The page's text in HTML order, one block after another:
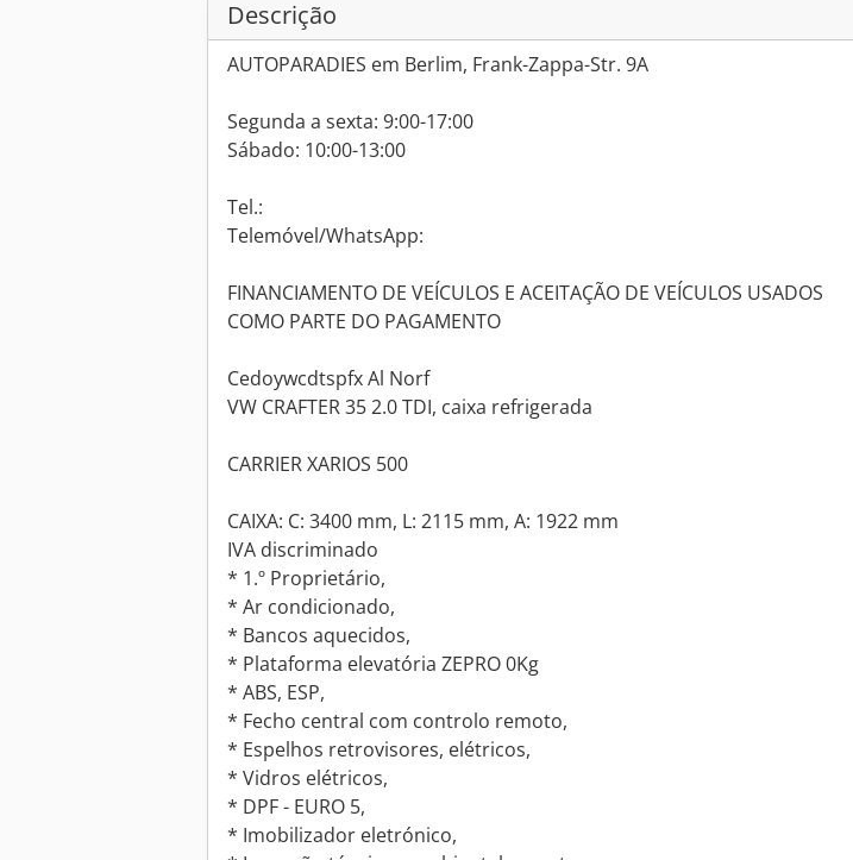
Descrição
AUTOPARADIES em Berlim, Frank-Zappa-Str. 9A
Segunda a sexta: 9:00-17:00
Sábado: 10:00-13:00
Tel.:
Telemóvel/WhatsApp:
FINANCIAMENTO DE VEÍCULOS E ACEITAÇÃO DE VEÍCULOS USADOS
COMO PARTE DO PAGAMENTO
Cedoywcdtspfx Al Norf
VW CRAFTER 35 2.0 TDI, caixa refrigerada
CARRIER XARIOS 500
CAIXA: C: 3400 mm, L: 2115 mm, A: 1922 mm
IVA discriminado
* 1.º Proprietário,
* Ar condicionado,
* Bancos aquecidos,
* Plataforma elevatória ZEPRO 0Kg
* ABS, ESP,
* Fecho central com controlo remoto,
* Espelhos retrovisores, elétricos,
* Vidros elétricos,
* DPF - EURO 5,
* Imobilizador eletrónico,